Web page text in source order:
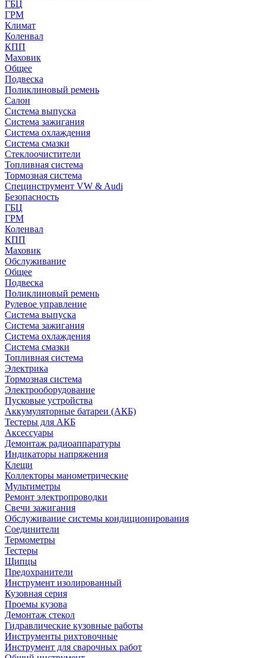
ГБЦ
ГРМ
Климат
Коленвал
КПП
Маховик
Общее
Подвеска
Поликлиновый ремень
Салон
Система выпуска
Система зажигания
Система охлаждения
Система смазки
Стеклоочистители
Топливная система
Тормозная система
Специнструмент VW & Audi
Безопасность
ГБЦ
ГРМ
Коленвал
КПП
Маховик
Обслуживание
Общее
Подвеска
Поликлиновый ремень
Рулевое управление
Система выпуска
Система зажигания
Система охлаждения
Система смазки
Топливная система
Электрика
Тормозная система
Электрооборудование
Пусковые устройства
Аккумуляторные батареи (АКБ)
Тестеры для АКБ
Аксессуары
Демонтаж радиоаппаратуры
Индикаторы напряжения
Клещи
Коллекторы манометрические
Мультиметры
Ремонт электропроводки
Свечи зажигания
Обслуживание системы кондиционирования
Соединители
Термометры
Тестеры
Щипцы
Предохранители
Инструмент изолированный
Кузовная серия
Проемы кузова
Демонтаж стекол
Гидравлические кузовные работы
Инструменты рихтовочные
Инструмент для сварочных работ